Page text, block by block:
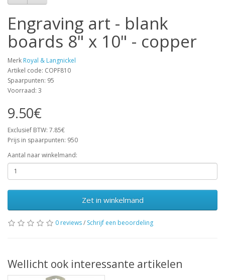
Engraving art - blank
boards 8" x 10" - copper
Merk Royal & Langnickel
Artikel code: COPF810
Spaarpunten: 95
Voorraad: 3
9.50€
Exclusief BTW: 7.85€
Prijs in spaarpunten: 950
Aantal naar winkelmand:
Zet in winkelmand
0 reviews/ Schrijf een beoordeling
Wellicht ook interessante artikelen